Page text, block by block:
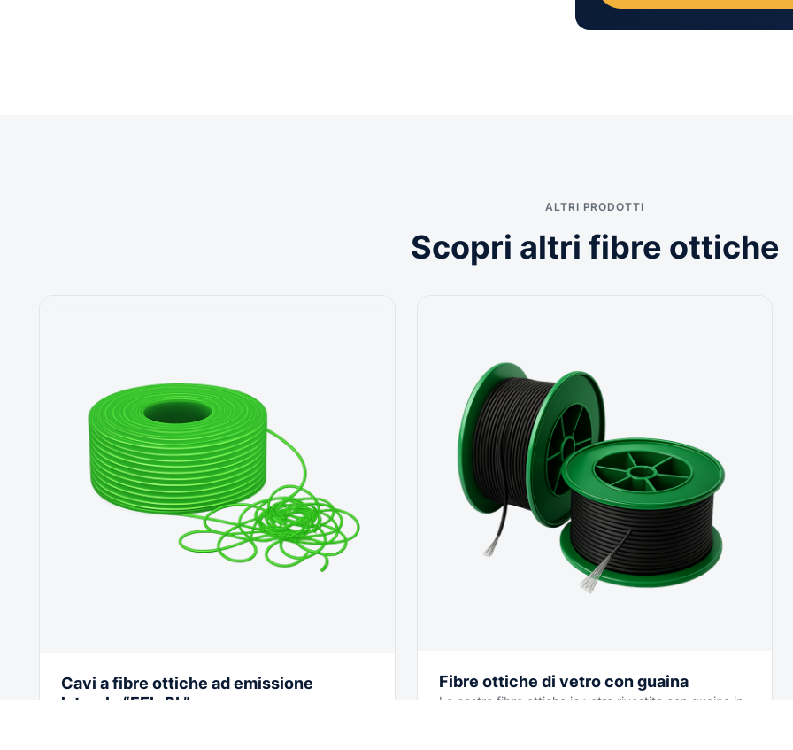
ALTRI PRODOTTI
Scopri altri fibre ottiche
Cavi a fibre ottiche ad emissione
laterale “FEL-PL”
Fibre ottiche di vetro con guaina
Le nostre fibre ottiche in vetro rivestite con guaina in